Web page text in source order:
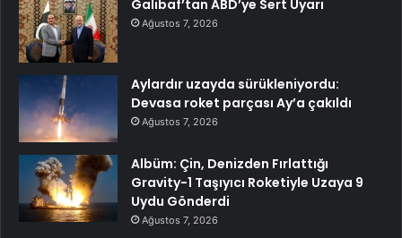
Galibaf’tan ABD’ye Sert Uyarı
Ağustos 7, 2026
Aylardır uzayda sürükleniyordu:
Devasa roket parçası Ay’a çakıldı
Ağustos 7, 2026
Albüm: Çin, Denizden Fırlattığı
Gravity-1 Taşıyıcı Roketiyle Uzaya 9
Uydu Gönderdi
Ağustos 7, 2026